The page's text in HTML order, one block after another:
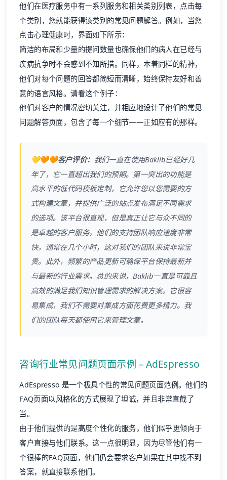
他们在医疗服务中有一系列服务和相关类别列表，点击每
个类别，您就能获得该类别的常见问题解答。例如，当您
点击心理健康时，界面如下所示：
简洁的布局和少量的提问数量也确保他们的病人在已经与
疾病抗争时不会感到不知所措。同样，本着同样的精神，
他们对每个问题的回答都简短而清晰，始终保持友好和善
意的语言风格。请看这个例子：
他们对客户的情况密切关注，并相应地设计了他们的常见
问题解答页面，包含了每一个细节——正如应有的那样。
💛🧡🧡客户评价： 我们一直在使用Baklib已经好几
年了，它一直超出我们的预期。第一突出的功能是
高水平的低代码模板定制，它允许您以您需要的方
式构建文章，并提供广泛的站点发布满足不同需求
的选项。该平台很直观，但是真正让它与众不同的
是卓越的客户服务。他们的支持团队响应速度非常
快，通常在几个小时，这对我们的团队来说非常宝
贵。此外，频繁的产品更新可确保平台保持最新并
与最新的行业需求。总的来说，Baklib一直是可靠且
高效的满足我们知识管理需求的解决方案。它很容
易集成，我们不需要对集成方面花费更多精力。我
们的团队每天都使用它来管理文章。
咨询行业常见问题页面示例 – AdEspresso
AdEspresso 是一个极具个性的常见问题页面范例。他们的
FAQ页面以风格化的方式展现了坦诚，并且非常直截了
当。
由于他们提供的是高度个性化的服务，他们似乎更倾向于
客户直接与他们联系。这一点很明显，因为尽管他们有一
个很棒的FAQ页面，他们仍会要求客户如果在其中找不到
答案，就直接联系他们。